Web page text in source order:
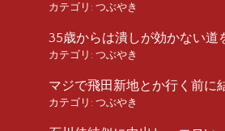
カテゴリ: つぶやき
35歳からは潰しが効かない道
カテゴリ: つぶやき
マジで飛田新地とか行く前に
カテゴリ: つぶやき